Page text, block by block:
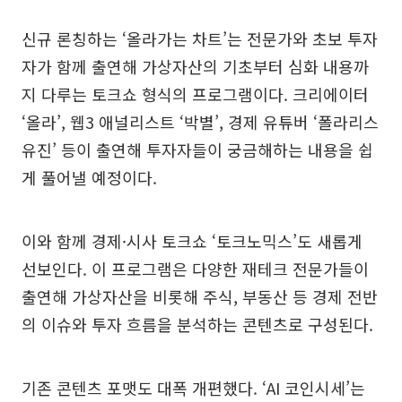
신규 론칭하는 ‘올라가는 차트’는 전문가와 초보 투자
자가 함께 출연해 가상자산의 기초부터 심화 내용까
지 다루는 토크쇼 형식의 프로그램이다. 크리에이터
‘올라’, 웹3 애널리스트 ‘박별’, 경제 유튜버 ‘폴라리스
유진’ 등이 출연해 투자자들이 궁금해하는 내용을 쉽
게 풀어낼 예정이다.
이와 함께 경제·시사 토크쇼 ‘토크노믹스’도 새롭게
선보인다. 이 프로그램은 다양한 재테크 전문가들이
출연해 가상자산을 비롯해 주식, 부동산 등 경제 전반
의 이슈와 투자 흐름을 분석하는 콘텐츠로 구성된다.
기존 콘텐츠 포맷도 대폭 개편했다. ‘AI 코인시세’는